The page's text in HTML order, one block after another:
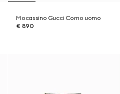
Mocassino Gucci Como uomo
€ 890